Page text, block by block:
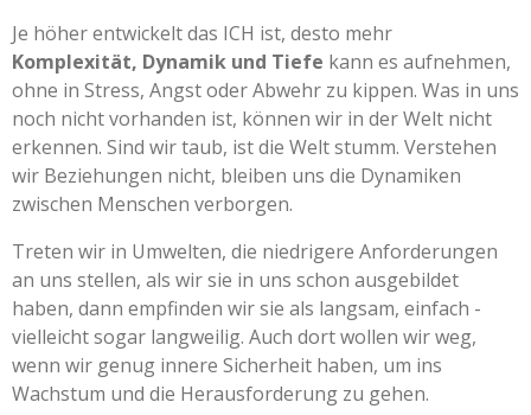
Je höher entwickelt das ICH ist, desto mehr
Komplexität, Dynamik und Tiefe kann es aufnehmen,
ohne in Stress, Angst oder Abwehr zu kippen. Was in uns
noch nicht vorhanden ist, können wir in der Welt nicht
erkennen. Sind wir taub, ist die Welt stumm. Verstehen
wir Beziehungen nicht, bleiben uns die Dynamiken
zwischen Menschen verborgen.
Treten wir in Umwelten, die niedrigere Anforderungen
an uns stellen, als wir sie in uns schon ausgebildet
haben, dann empfinden wir sie als langsam, einfach -
vielleicht sogar langweilig. Auch dort wollen wir weg,
wenn wir genug innere Sicherheit haben, um ins
Wachstum und die Herausforderung zu gehen.